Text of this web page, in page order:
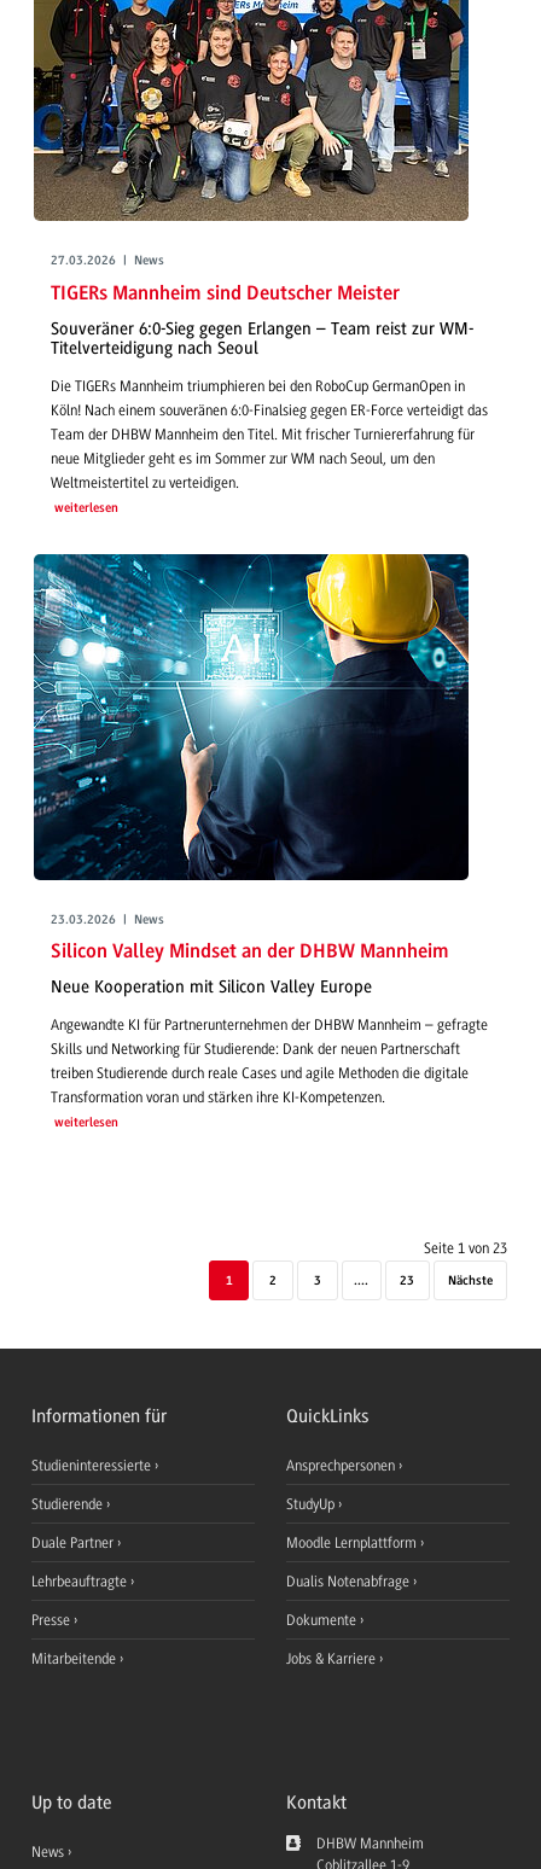
27.03.2026 | News
TIGERs Mannheim sind Deutscher Meister
Souveräner 6:0-Sieg gegen Erlangen – Team reist zur WM-
Titelverteidigung nach Seoul
Die TIGERs Mannheim triumphieren bei den RoboCup GermanOpen in
Köln! Nach einem souveränen 6:0-Finalsieg gegen ER-Force verteidigt das
Team der DHBW Mannheim den Titel. Mit frischer Turniererfahrung für
neue Mitglieder geht es im Sommer zur WM nach Seoul, um den
Weltmeistertitel zu verteidigen.
weiterlesen
23.03.2026 | News
Silicon Valley Mindset an der DHBW Mannheim
Neue Kooperation mit Silicon Valley Europe
Angewandte KI für Partnerunternehmen der DHBW Mannheim – gefragte
Skills und Networking für Studierende: Dank der neuen Partnerschaft
treiben Studierende durch reale Cases und agile Methoden die digitale
Transformation voran und stärken ihre KI-Kompetenzen.
weiterlesen
Seite 1 von 23
1 2 3 .... 23 Nächste
Informationen für
Studieninteressierte
Studierende
Duale Partner
Lehrbeauftragte
Presse
Mitarbeitende
QuickLinks
Ansprechpersonen
StudyUp
Moodle Lernplattform
Dualis Notenabfrage
Dokumente
Jobs & Karriere
Up to date
News
Kontakt
DHBW Mannheim
Coblitzallee 1-9